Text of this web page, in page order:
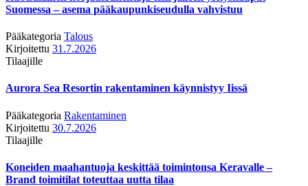
Suomessa – asema pääkaupunkiseudulla vahvistuu
Pääkategoria Talous
Kirjoitettu 31.7.2026
Tilaajille
Aurora Sea Resortin rakentaminen käynnistyy Iissä
Pääkategoria Rakentaminen
Kirjoitettu 30.7.2026
Tilaajille
Koneiden maahantuoja keskittää toimintonsa Keravalle –
Brand toimitilat toteuttaa uutta tilaa